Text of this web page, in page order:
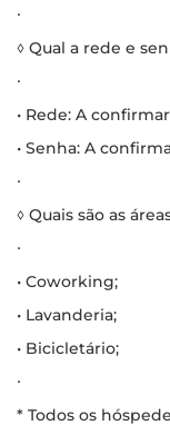
∙
◊ Qual a rede e
∙
• Rede: A confirmar
• Senha: A
∙
◊ Quais são as
∙
• Coworking;
• Lavanderia;
• Bicicletário;
∙
* Todos os